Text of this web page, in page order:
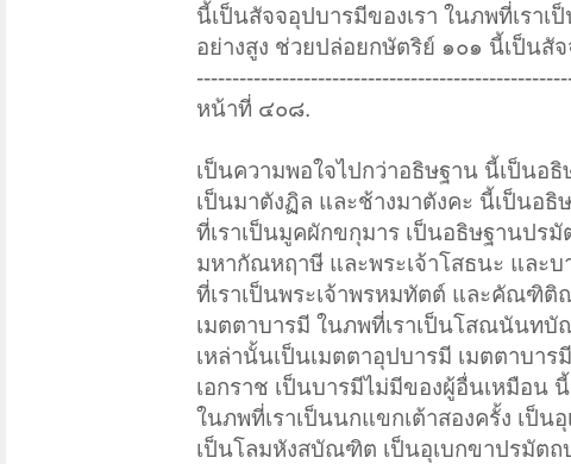
นี้เป็นสัจจอุปบารมีของเรา ในภพที่เราเ
อย่างสูง ช่วยปล่อยกษัตริย์ ๑๐๑ นี้เป็นสั
หน้าที่ ๔๐๘.
เป็นความพอใจไปกว่าอธิษฐาน นี้เป็นอ
เป็นมาตังฏิล และช้างมาตังคะ นี้เป็นอธิ
ที่เราเป็นมูคผักขกุมาร เป็นอธิษฐานปร
มหากัณหฤาษี และพระเจ้าโสธนะ และบ
ที่เราเป็นพระเจ้าพรหมทัตต์ และคัณฑิติ
เมตตาบารมี ในภพที่เราเป็นโสณนันท
เหล่านั้นเป็นเมตตาอุปบารมี เมตตาบาร
เอกราช เป็นบารมีไม่มีของผู้อื่นเหมือน
ในภพที่เราเป็นนกแขกเต้าสองครั้ง เป็น
เป็นโลมหังสบัณฑิต เป็นอุเบกขาปรมัตถ